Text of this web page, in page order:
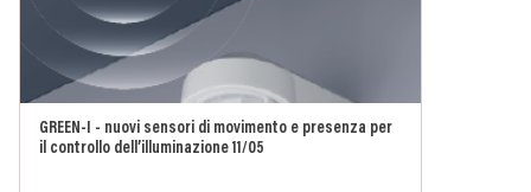
GREEN-I - nuovi sensori di movimento e presenza per
il controllo dell’illuminazione 11/05